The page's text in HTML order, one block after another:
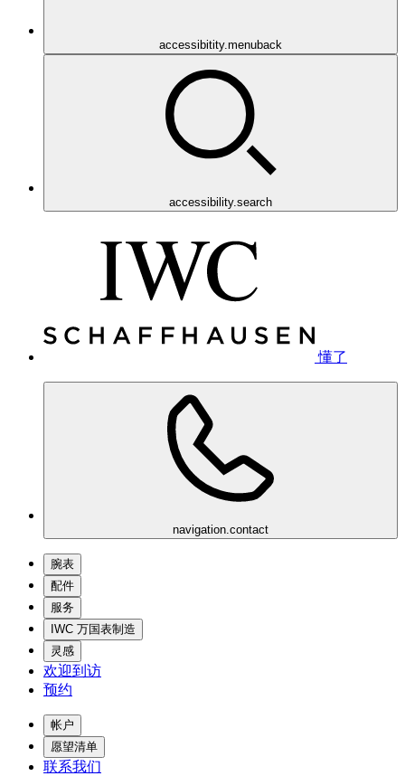
accessibitity.menuback
accessibility.search
懂了
navigation.contact
腕表
配件
服务
IWC 万国表制造
灵感
欢迎到访
预约
帐户
愿望清单
联系我们